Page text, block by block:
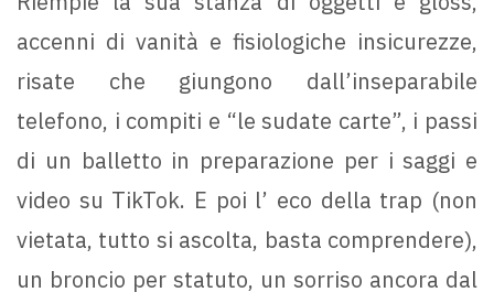
accenni di vanità e fisiologiche insicurezze,
risate che giungono dall’inseparabile
telefono, i compiti e “le sudate carte”, i passi
di un balletto in preparazione per i saggi e
video su TikTok. E poi l’ eco della trap (non
vietata, tutto si ascolta, basta comprendere),
un broncio per statuto, un sorriso ancora dal